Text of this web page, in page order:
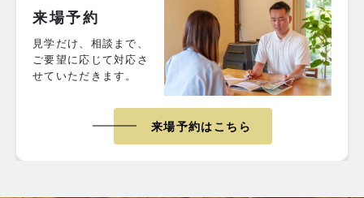
来場予約
見学だけ、相談まで、
ご要望に応じて対応さ
せていただきます。
来場予約はこちら